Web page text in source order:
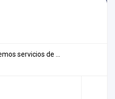
servicios de ...